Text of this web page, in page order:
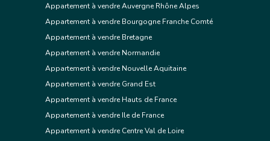
Appartement à vendre Auvergne Rhône Alpes
Appartement à vendre Bourgogne Franche Comté
Appartement à vendre Bretagne
Appartement à vendre Normandie
Appartement à vendre Nouvelle Aquitaine
Appartement à vendre Grand Est
Appartement à vendre Hauts de France
Appartement à vendre Ile de France
Appartement à vendre Centre Val de Loire